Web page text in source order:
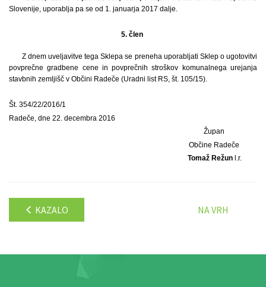
Slovenije, uporablja pa se od 1. januarja 2017 dalje.
5. člen
Z dnem uveljavitve tega Sklepa se preneha uporabljati Sklep o ugotovitvi
povprečne gradbene cene in povprečnih stroškov komunalnega urejanja
stavbnih zemljišč v Občini Radeče (Uradni list RS, št. 105/15).
Št. 354/22/2016/1
Radeče, dne 22. decembra 2016
Župan
Občine Radeče
Tomaž Režun l.r.
KAZALO NA VRH